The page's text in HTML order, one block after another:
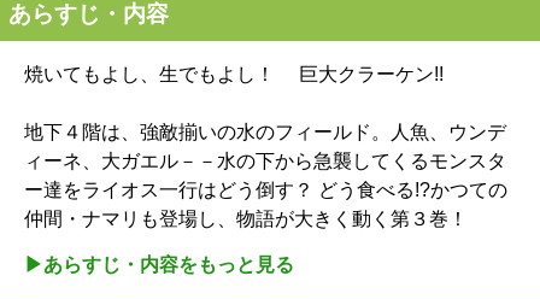
あらすじ・内容
焼いてもよし、生でもよし！ 巨大クラーケン!!
地下４階は、強敵揃いの水のフィールド。人魚、ウンデ
ィーネ、大ガエル－－水の下から急襲してくるモンスタ
ー達をライオス一行はどう倒す？ どう食べる!?かつての
仲間・ナマリも登場し、物語が大きく動く第３巻！
▶︎あらすじ・内容をもっと見る